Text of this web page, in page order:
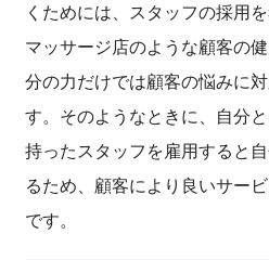
くためには、スタッフの採用
マッサージ店のような顧客の
分の力だけでは顧客の悩みに
す。そのようなときに、自分
持ったスタッフを雇用すると
るため、顧客により良いサー
です。